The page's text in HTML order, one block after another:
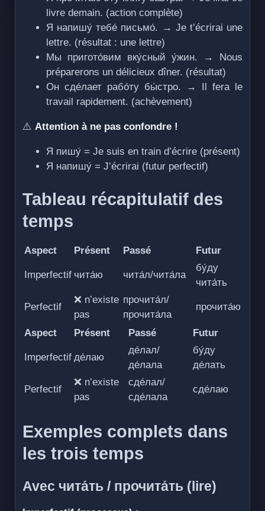
livre demain. (action complète)
Я напишу́ тебе́ письмо́. → Je t’écrirai une
lettre. (résultat : une lettre)
Мы пригото́вим вку́сный у́жин. → Nous
préparerons un délicieux dîner. (résultat)
Он сде́лает рабо́ту бы́стро. → Il fera le
travail rapidement. (achèvement)
⚠️ Attention à ne pas confondre !
Я пишу́ = Je suis en train d’écrire (présent)
Я напишу́ = J’écrirai (futur perfectif)
Tableau récapitulatif des
temps
Aspect Présent Passé Futur
Imperfectif чита́ю чита́л/чита́ла
бу́ду
чита́ть
Perfectif
❌ n’existe
pas
прочита́л/
прочита́ла
прочита́ю
Aspect Présent Passé Futur
Imperfectif де́лаю
де́лал/
де́лала
бу́ду
де́лать
Perfectif
❌ n’existe
pas
сде́лал/
сде́лала
сде́лаю
Exemples complets dans
les trois temps
Avec чита́ть / прочита́ть (lire)